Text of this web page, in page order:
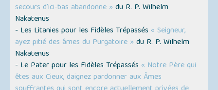
secours d'ici-bas abandonne » du R. P. Wilhelm
Nakatenus
- Les Litanies pour les Fidèles Trépassés « Seigneur,
ayez pitié des âmes du Purgatoire » du R. P. Wilhelm
Nakatenus
- Le Pater pour les Fidèles Trépassés « Notre Père qui
êtes aux Cieux, daignez pardonner aux Âmes